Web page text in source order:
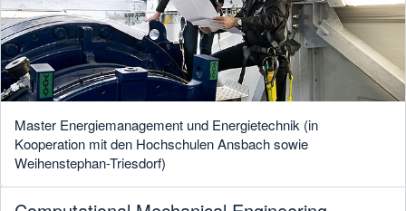
Master Energiemanagement und Energietechnik (in
Kooperation mit den Hochschulen Ansbach sowie
Weihenstephan-Triesdorf)